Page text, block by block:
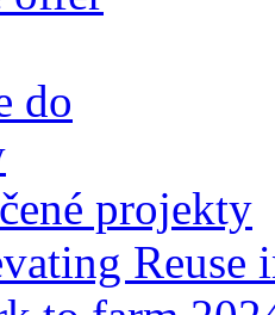
do
projekty
Reuse